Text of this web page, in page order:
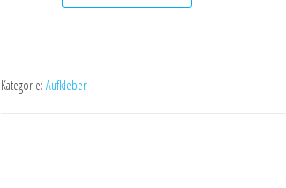
Kategorie: Aufkleber